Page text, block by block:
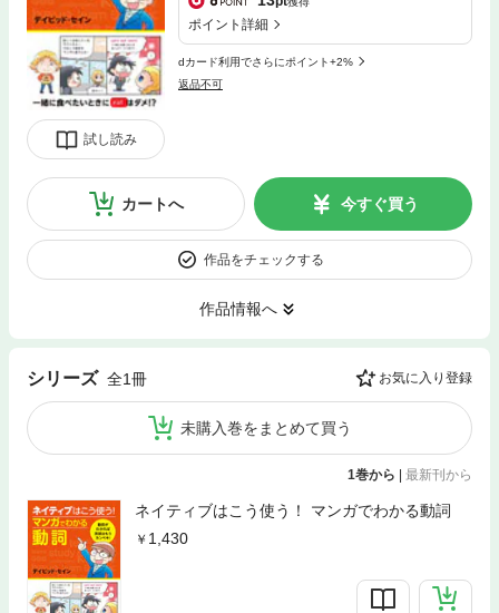
試し読み
ポイント詳細
dカード利用でさらにポイント+2%
返品不可
カートへ 今すぐ買う
作品をチェックする
作品情報へ
シリーズ 全1冊 お気に入り登録
未購入巻をまとめて買う
1巻から 最新刊から
ネイティブはこう使う！ マンガでわかる動詞
1,430